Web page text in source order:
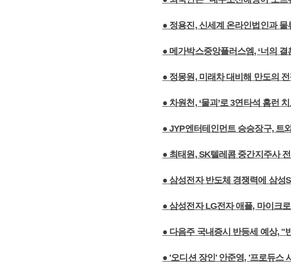
● 정용진, 신세계 온라인법인과
● 메가박스중앙플러스엠, ‘너의
● 정몽원, 미래차 대비해 만도의
● 차원천, ‘물괴’로 3연타석 홈런
● JYP엔터테인먼트 승승장구, 트
● 최태원, SK텔레콤 중간지주사
● 삼성전자 반도체 경쟁력에 삼성
● 삼성전자 LG전자 애플, 마이크
● 다음주 국내증시 반등세 예상, "
● '오디션 장인' 안준영, '프로듀스